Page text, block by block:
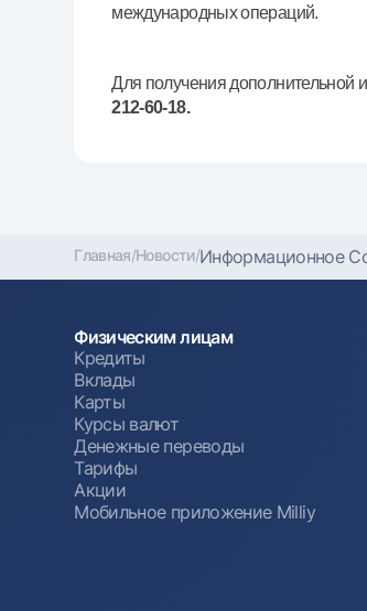
международных операций.
Для получения дополнительной
212-60-18.
Главная/Новости/Информационное
Физическим лицам
Кредиты
Вклады
Карты
Курсы валют
Денежные переводы
Тарифы
Акции
Мобильное приложение Milliy